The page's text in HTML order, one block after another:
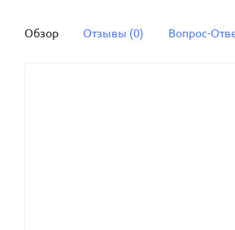
Обзор Отзывы (0) Вопрос-